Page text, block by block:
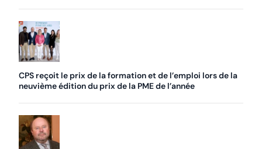
CPS reçoit le prix de la formation et de l’emploi lors de la
neuvième édition du prix de la PME de l’année